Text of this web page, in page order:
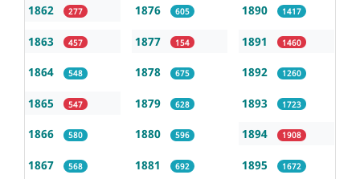
1862 277
1863 457
1864 548
1865 547
1866 580
1867 568
1876 605
1877 154
1878 675
1879 628
1880 596
1881 692
1890 1417
1891 1460
1892 1260
1893 1723
1894 1908
1895 1672